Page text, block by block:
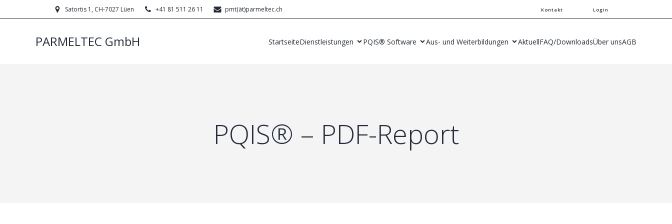
Satortis 1, CH-7027 Lüen +41 81 511 26 11 pmt(ät)parmeltec.ch Kontakt Login
PARMELTEC GmbH StartseiteDienstleistungen PQIS® Software Aus- und Weiterbildungen AktuellFAQ/DownloadsÜber unsAGB
PQIS® – PDF-Report